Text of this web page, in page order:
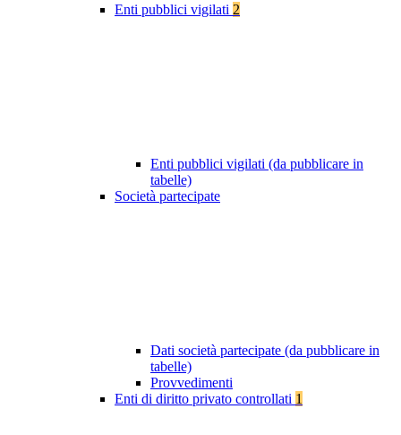
Enti pubblici vigilati 2
Enti pubblici vigilati (da pubblicare in
tabelle)
Società partecipate
Dati società partecipate (da pubblicare in
tabelle)
Provvedimenti
Enti di diritto privato controllati 1